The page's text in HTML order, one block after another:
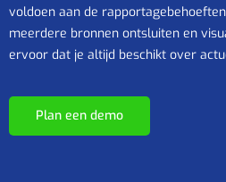
voldoen aan de
meerdere bronnen ontsluiten en
ervoor dat je altijd beschikt over
Plan een demo